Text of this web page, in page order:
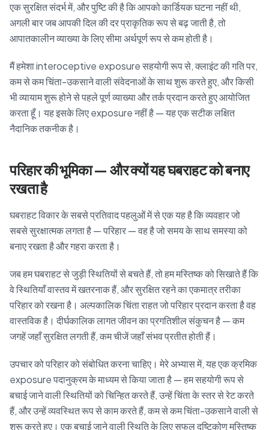
एक सुरक्षित संदर्भ में, और पुष्टि की है कि आपको कार्डियक घटना नहीं थी,
अगली बार जब आपकी दिल की दर प्राकृतिक रूप से बढ़ जाती है, तो
आपातकालीन व्याख्या के लिए सीमा अर्थपूर्ण रूप से कम होती है।
मैं हमेशा interoceptive exposure सहयोगी रूप से, क्लाइंट की गति पर,
कम से कम चिंता-उकसाने वाली संवेदनाओं के साथ शुरू करते हुए, और किसी
भी व्यायाम शुरू होने से पहले पूर्ण व्याख्या और तर्क प्रदान करते हुए आयोजित
करता हूँ। यह इसके लिए exposure नहीं है — यह एक सटीक लक्षित
नैदानिक तकनीक है।
परिहार की भूमिका — और क्यों यह घबराहट को बनाए
रखता है
घबराहट विकार के सबसे प्रतिवाद पहलुओं में से एक यह है कि व्यवहार जो
सबसे सुरक्षात्मक लगता है — परिहार — वह है जो समय के साथ समस्या को
बनाए रखता है और गहरा करता है।
जब हम घबराहट से जुड़ी स्थितियों से बचते हैं, तो हम मस्तिष्क को सिखाते हैं कि
वे स्थितियाँ वास्तव में खतरनाक हैं, और सुरक्षित रहने का एकमात्र तरीका
परिहार को रखना है। अल्पकालिक चिंता राहत जो परिहार प्रदान करता है वह
वास्तविक है। दीर्घकालिक लागत जीवन का प्रगतिशील संकुचन है — कम
जगहें जहाँ सुरक्षित लगती हैं, कम चीजें जहाँ संभव प्रतीत होती हैं।
उपचार को परिहार को संबोधित करना चाहिए। मेरे अभ्यास में, यह एक क्रमिक
exposure पदानुक्रम के माध्यम से किया जाता है — हम सहयोगी रूप से
बचाई जाने वाली स्थितियों को चिन्हित करते हैं, उन्हें चिंता के स्तर से रेट करते
हैं, और उन्हें व्यवस्थित रूप से काम करते हैं, कम से कम चिंता-उकसाने वाली से
शुरू करते हुए। एक बचाई जाने वाली स्थिति के लिए सफल दृष्टिकोण मस्तिष्क